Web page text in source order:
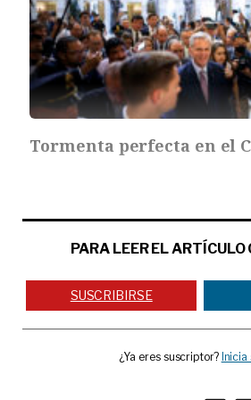
Tormenta perfecta en el
PARA LEER EL
SUSCRIBIRSE
¿Ya eres suscriptor? Inicia